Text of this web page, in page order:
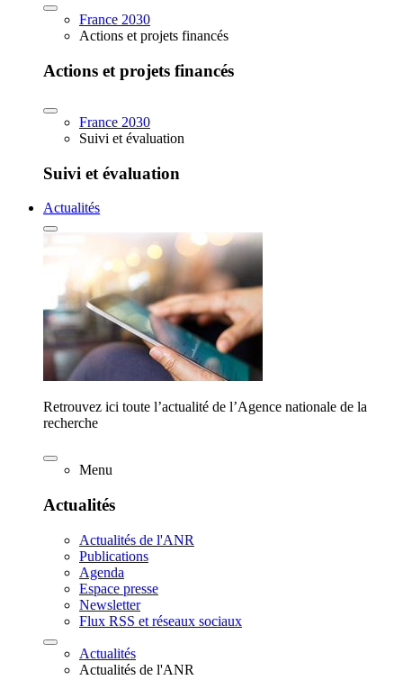
France 2030
Actions et projets financés
Actions et projets financés
France 2030
Suivi et évaluation
Suivi et évaluation
Actualités
Retrouvez ici toute l’actualité de l’Agence nationale de la
recherche
Menu
Actualités
Actualités de l'ANR
Publications
Agenda
Espace presse
Newsletter
Flux RSS et réseaux sociaux
Actualités
Actualités de l'ANR